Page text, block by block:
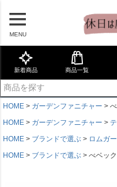
MENU
新着商品 商品一覧
HOME ガーデンファニチャー
HOME
ガーデンファニチャー
HOME
ブランドで選ぶ ロムガ
HOME
ブランドで選ぶ べベッ